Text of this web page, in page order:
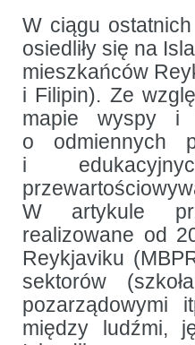
W ciągu
osiedliły się na
mieszkańców
i Filipin). Ze
mapie wyspy i
o odmiennych
i
W artykule
realizowane od
Reykjaviku
sektorów
pozarządowymi
między ludźmi,